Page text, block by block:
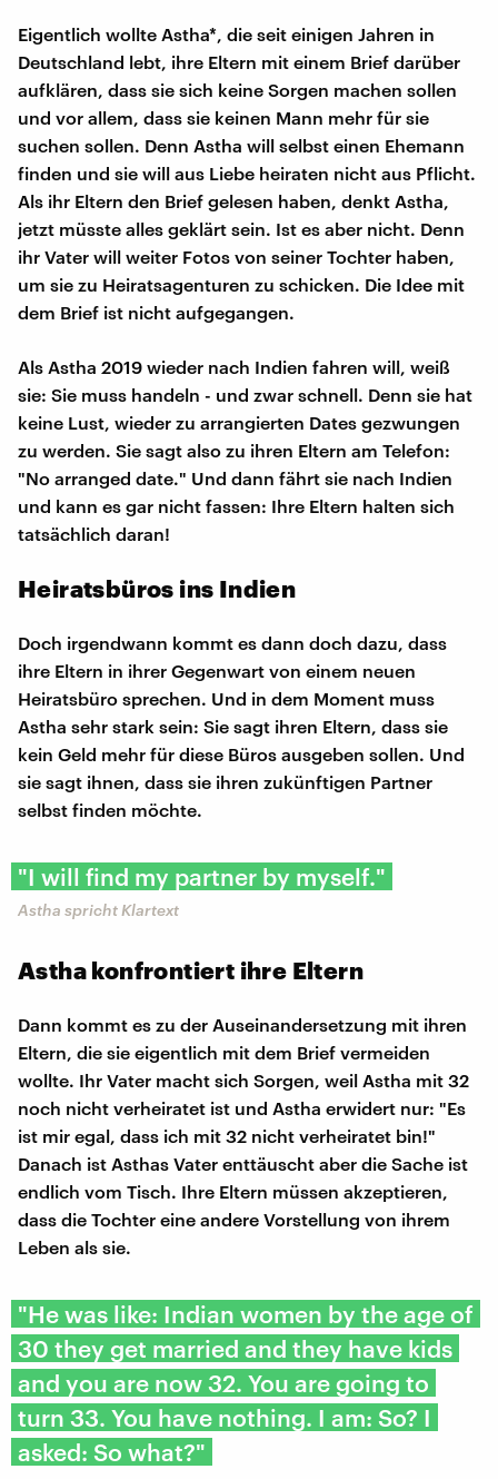
Eigentlich wollte Astha*, die seit einigen Jahren in
Deutschland lebt, ihre Eltern mit einem Brief darüber
aufklären, dass sie sich keine Sorgen machen sollen
und vor allem, dass sie keinen Mann mehr für sie
suchen sollen. Denn Astha will selbst einen Ehemann
finden und sie will aus Liebe heiraten nicht aus Pflicht.
Als ihr Eltern den Brief gelesen haben, denkt Astha,
jetzt müsste alles geklärt sein. Ist es aber nicht. Denn
ihr Vater will weiter Fotos von seiner Tochter haben,
um sie zu Heiratsagenturen zu schicken. Die Idee mit
dem Brief ist nicht aufgegangen.
Als Astha 2019 wieder nach Indien fahren will, weiß
sie: Sie muss handeln - und zwar schnell. Denn sie hat
keine Lust, wieder zu arrangierten Dates gezwungen
zu werden. Sie sagt also zu ihren Eltern am Telefon:
"No arranged date." Und dann fährt sie nach Indien
und kann es gar nicht fassen: Ihre Eltern halten sich
tatsächlich daran!
Heiratsbüros ins Indien
Doch irgendwann kommt es dann doch dazu, dass
ihre Eltern in ihrer Gegenwart von einem neuen
Heiratsbüro sprechen. Und in dem Moment muss
Astha sehr stark sein: Sie sagt ihren Eltern, dass sie
kein Geld mehr für diese Büros ausgeben sollen. Und
sie sagt ihnen, dass sie ihren zukünftigen Partner
selbst finden möchte.
"I will find my partner by myself."
Astha spricht Klartext
Astha konfrontiert ihre Eltern
Dann kommt es zu der Auseinandersetzung mit ihren
Eltern, die sie eigentlich mit dem Brief vermeiden
wollte. Ihr Vater macht sich Sorgen, weil Astha mit 32
noch nicht verheiratet ist und Astha erwidert nur: "Es
ist mir egal, dass ich mit 32 nicht verheiratet bin!"
Danach ist Asthas Vater enttäuscht aber die Sache ist
endlich vom Tisch. Ihre Eltern müssen akzeptieren,
dass die Tochter eine andere Vorstellung von ihrem
Leben als sie.
"He was like: Indian women by the age of
30 they get married and they have kids
and you are now 32. You are going to
turn 33. You have nothing. I am: So? I
asked: So what?"